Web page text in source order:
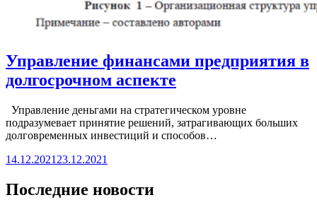
Управление финансами предприятия в
долгосрочном аспекте
Управление деньгами на стратегическом уровне
подразумевает принятие решений, затрагивающих больших
долговременных инвестиций и способов…
14.12.2021 23.12.2021
Последние новости